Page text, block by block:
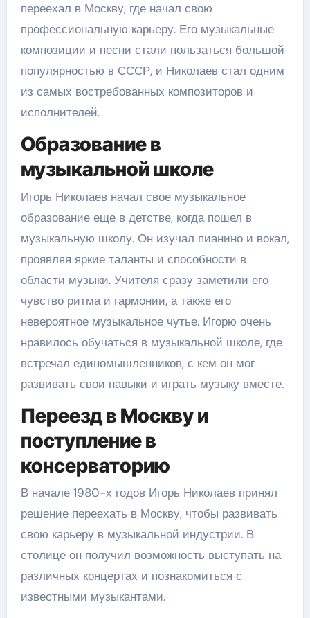
переехал в Москву, где начал свою
профессиональную карьеру. Его музыкальные
композиции и песни стали пользаться большой
популярностью в СССР, и Николаев стал одним
из самых востребованных композиторов и
исполнителей.
Образование в
музыкальной школе
Игорь Николаев начал свое музыкальное
образование еще в детстве, когда пошел в
музыкальную школу. Он изучал пианино и вокал,
проявляя яркие таланты и способности в
области музыки. Учителя сразу заметили его
чувство ритма и гармонии, а также его
невероятное музыкальное чутье. Игорю очень
нравилось обучаться в музыкальной школе, где
встречал единомышленников, с кем он мог
развивать свои навыки и играть музыку вместе.
Переезд в Москву и
поступление в
консерваторию
В начале 1980-х годов Игорь Николаев принял
решение переехать в Москву, чтобы развивать
свою карьеру в музыкальной индустрии. В
столице он получил возможность выступать на
различных концертах и познакомиться с
известными музыкантами.